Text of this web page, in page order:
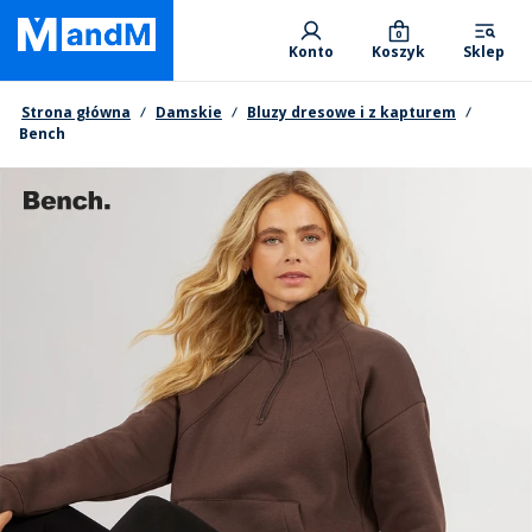
Skip
main
content
Primary departments
Konto Koszyk
0
Sklep
Nawigacja okruszkowa
Strona główna Damskie
Bluzy dresowe i z kapturem
Bench